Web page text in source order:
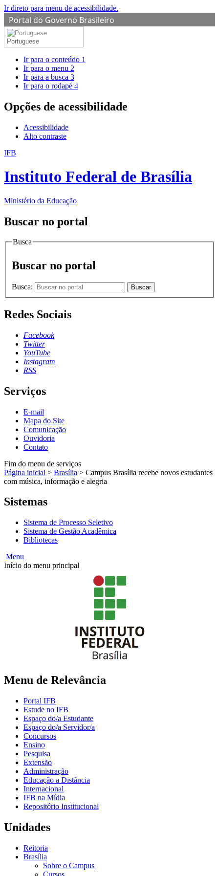
Ir direto para menu de acessibilidade.
Portal do Governo Brasileiro
Portuguese
Ir para o conteúdo 1
Ir para o menu 2
Ir para a busca 3
Ir para o rodapé 4
Opções de acessibilidade
Acessibilidade
Alto contraste
IFB
Instituto Federal de Brasília
Ministério da Educação
Buscar no portal
Busca
Buscar no portal
Busca: Buscar
Redes Sociais
Facebook
Twitter
YouTube
Instagram
RSS
Serviços
E-mail
Mapa do Site
Comunicação
Ouvidoria
Contato
Fim do menu de serviços
Página inicial > Brasília > Campus Brasília recebe novos estudantes
com música, informação e alegria
Sistemas
Sistema de Processo Seletivo
Sistema de Gestão Acadêmica
Bibliotecas
Menu
Início do menu principal
Menu de Relevância
Portal IFB
Estude no IFB
Espaço do/a Estudante
Espaço do/a Servidor/a
Concursos
Ensino
Pesquisa
Extensão
Administração
Educação a Distância
Internacional
IFB na Mídia
Repositório Institucional
Unidades
Reitoria
Brasília
Sobre o Campus
Cursos